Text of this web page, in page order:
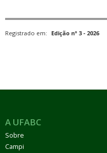
Registrado em: Edição n° 3 - 2026
A UFABC
Sobre
Campi